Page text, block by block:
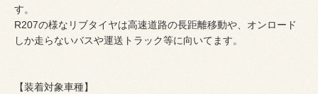
す。
R207の様なリブタイヤは高速道路の長距離移動や、オンロード
しか走らないバスや運送トラック等に向いてます。
【装着対象車種】